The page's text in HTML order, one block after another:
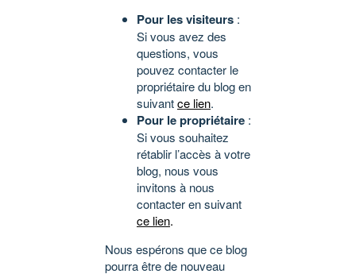
Pour les visiteurs :
Si vous avez des
questions, vous
pouvez contacter le
propriétaire du blog en
suivantce lien.
Pour le propriétaire :
Si vous souhaitez
rétablir l’accès à votre
blog, nous vous
invitons à nous
contacter en suivant
ce lien.
Nous espérons que ce blog
pourra être de nouveau